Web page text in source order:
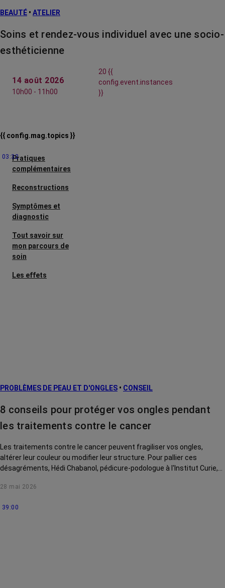
BEAUTÉ • ATELIER
Soins et rendez-vous individuel avec une socio-
esthéticienne
14 août 2026
10h00 - 11h00
20 {{
config.event.instances
}}
{{ config.mag.topics }}
Pratiques
complémentaires
Reconstructions
Symptômes et
diagnostic
Tout savoir sur
mon parcours de
soin
Les effets
Traitements
La vie autour
03:32
PROBLÈMES DE PEAU ET D'ONGLES • CONSEIL
8 conseils pour protéger vos ongles pendant
les traitements contre le cancer
Les traitements contre le cancer peuvent fragiliser vos ongles,
altérer leur couleur ou modifier leur structure. Pour pallier ces
désagréments, Hédi Chabanol, pédicure-podologue à l'Institut Curie,
28 mai 2026
39:00